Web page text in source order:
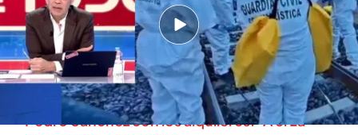
Nacho Abad ha hablado de la tragedia en
Córdoba: "Es un día terrible"
Nacho Abad se pronuncia sobre la medida de
Pedro Sánchez con los alquileres: "A él La